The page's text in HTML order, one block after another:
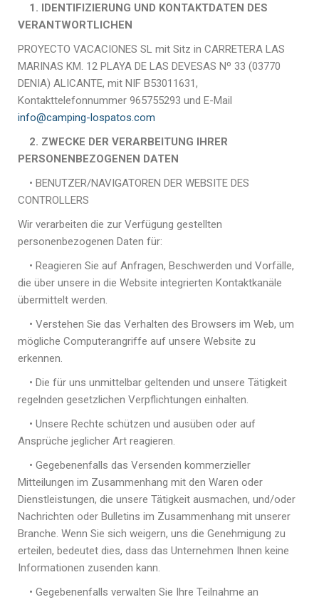
1. IDENTIFIZIERUNG UND KONTAKTDATEN DES
VERANTWORTLICHEN
PROYECTO VACACIONES SL mit Sitz in CARRETERA LAS
MARINAS KM. 12 PLAYA DE LAS DEVESAS Nº 33 (03770
DENIA) ALICANTE, mit NIF B53011631,
Kontakttelefonnummer 965755293 und E-Mail
info@camping-lospatos.com
2. ZWECKE DER VERARBEITUNG IHRER
PERSONENBEZOGENEN DATEN
• BENUTZER/NAVIGATOREN DER WEBSITE DES
CONTROLLERS
Wir verarbeiten die zur Verfügung gestellten
personenbezogenen Daten für:
• Reagieren Sie auf Anfragen, Beschwerden und Vorfälle,
die über unsere in die Website integrierten Kontaktkanäle
übermittelt werden.
• Verstehen Sie das Verhalten des Browsers im Web, um
mögliche Computerangriffe auf unsere Website zu
erkennen.
• Die für uns unmittelbar geltenden und unsere Tätigkeit
regelnden gesetzlichen Verpflichtungen einhalten.
• Unsere Rechte schützen und ausüben oder auf
Ansprüche jeglicher Art reagieren.
• Gegebenenfalls das Versenden kommerzieller
Mitteilungen im Zusammenhang mit den Waren oder
Dienstleistungen, die unsere Tätigkeit ausmachen, und/oder
Nachrichten oder Bulletins im Zusammenhang mit unserer
Branche. Wenn Sie sich weigern, uns die Genehmigung zu
erteilen, bedeutet dies, dass das Unternehmen Ihnen keine
Informationen zusenden kann.
• Gegebenenfalls verwalten Sie Ihre Teilnahme an